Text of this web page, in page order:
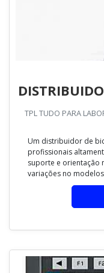
TPL TUDO PARA
Um distribuidor de
profissionais
suporte e orientação
variações no